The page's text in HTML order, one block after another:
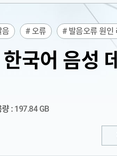
자주찾는질
민원접수
AI데이터등
성과조사
음 # 오류 # 발음오류 원인
국어 음성
량 : 197.84 GB